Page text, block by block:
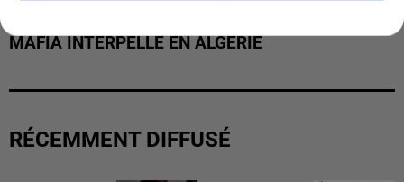
MAFIA INTERPELLÉ EN ALGÉRIE
RÉCEMMENT DIFFUSÉ